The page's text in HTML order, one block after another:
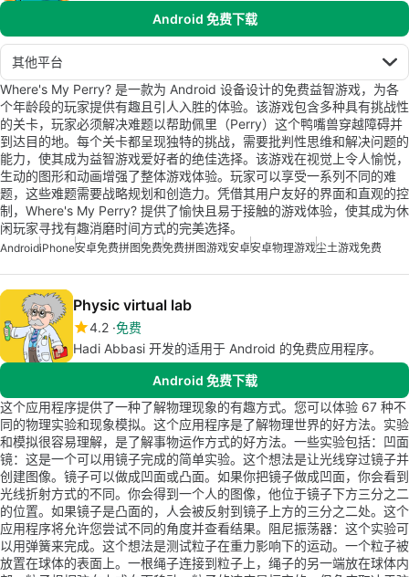
Android 免费下载
其他平台
Where's My Perry? 是一款为 Android 设备设计的免费益智游戏，为各
个年龄段的玩家提供有趣且引人入胜的体验。该游戏包含多种具有挑战性
的关卡，玩家必须解决难题以帮助佩里（Perry）这个鸭嘴兽穿越障碍并
到达目的地。每个关卡都呈现独特的挑战，需要批判性思维和解决问题的
能力，使其成为益智游戏爱好者的绝佳选择。该游戏在视觉上令人愉悦，
生动的图形和动画增强了整体游戏体验。玩家可以享受一系列不同的难
题，这些难题需要战略规划和创造力。凭借其用户友好的界面和直观的控
制，Where's My Perry? 提供了愉快且易于接触的游戏体验，使其成为休
闲玩家寻找有趣消磨时间方式的完美选择。
AndroidiPhone安卓免费拼图免费免费拼图游戏安卓安卓物理游戏尘土游戏免费
Physic virtual lab
4.2 免费
Hadi Abbasi 开发的适用于 Android 的免费应用程序。
Android 免费下载
这个应用程序提供了一种了解物理现象的有趣方式。您可以体验 67 种不
同的物理实验和现象模拟。这个应用程序是了解物理世界的好方法。实验
和模拟很容易理解，是了解事物运作方式的好方法。一些实验包括：凹面
镜：这是一个可以用镜子完成的简单实验。这个想法是让光线穿过镜子并
创建图像。镜子可以做成凹面或凸面。如果你把镜子做成凹面，你会看到
光线折射方式的不同。你会得到一个人的图像，他位于镜子下方三分之二
的位置。如果镜子是凸面的，人会被反射到镜子上方的三分之二处。这个
应用程序将允许您尝试不同的角度并查看结果。阻尼振荡器：这个实验可
以用弹簧来完成。这个想法是测试粒子在重力影响下的运动。一个粒子被
放置在球体的表面上。一根绳子连接到粒子上，绳子的另一端放在球体内